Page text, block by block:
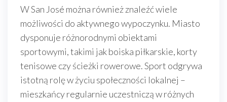
W San José można również znaleźć wiele
możliwości do aktywnego wypoczynku. Miasto
dysponuje różnorodnymi obiektami
sportowymi, takimi jak boiska piłkarskie, korty
tenisowe czy ścieżki rowerowe. Sport odgrywa
istotną rolę w życiu społeczności lokalnej –
mieszkańcy regularnie uczestniczą w różnych